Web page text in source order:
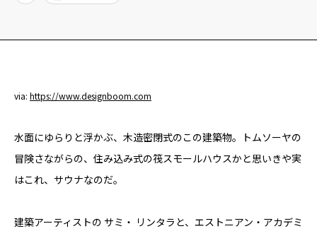
MAGAZINE
via: https://www.designboom.com
水面にゆらりと浮かぶ、木造密閉式のこの建築物。トムソーヤの
冒険さながらの、住み込み式の筏スモールハウスかと思いきや実
はこれ、サウナなのだ。
建築アーティストの サミ・ リンタラと、エストニアン・アカデミ